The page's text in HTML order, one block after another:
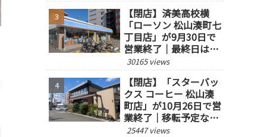
【閉店】済美高校横
「ローソン 松山湊町七
丁目店」が9月30日で
営業終了｜最終日は14
時閉店
30165 views
【閉店】「スターバッ
クス コーヒー 松山湊
町店」が10月26日で営
業終了｜移転予定な
し、跡地の今後にも注
25447 views